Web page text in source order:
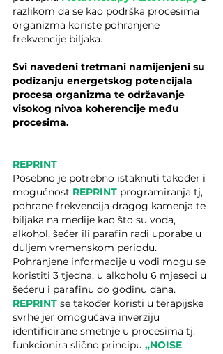
razlikom da se kao podrška procesima
organizma koriste pohranjene
frekvencije biljaka.
Svi navedeni tretmani namijenjeni su
podizanju energetskog potencijala
procesa organizma te održavanje
visokog nivoa koherencije među
procesima.
REPRINT
Posebno je potrebno istaknuti također i
mogućnost REPRINT programiranja tj,
pohrane frekvencija dragog kamenja te
biljaka na medije kao što su voda,
alkohol, šećer ili parafin radi uporabe u
duljem vremenskom periodu.
Pohranjene informacije u vodi mogu se
koristiti 3 tjedna, u alkoholu 6 mjeseci u
šećeru i parafinu do godinu dana.
REPRINT se također koristi u terapijske
svrhe jer omogućava inverziju
identificirane smetnje u procesima tj.
funkcionira slično principu „NOISE